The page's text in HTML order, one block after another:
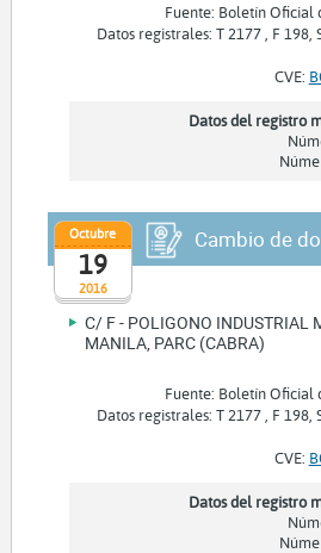
Fuente: Boletín Oficial
Datos registrales: T 2177 , F 198,
CVE:
Datos del registro
2016
Octubre
19
Cambio de
C/ F - POLIGONO INDUSTRIAL
MANILA, PARC (CABRA)
Fuente: Boletín Oficial
Datos registrales: T 2177 , F 198,
CVE:
Datos del registro